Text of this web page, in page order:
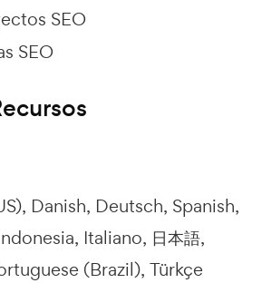
SEO
SEO
Danish Deutsch Spanish
Italiano 日本語
(Brazil) Türkçe